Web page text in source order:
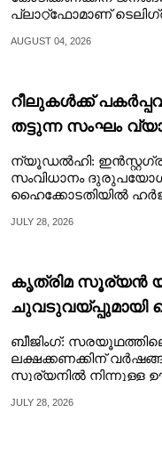
പ്ലാറ്റ്‌ഫോമാണ്
AUGUST 04, 2026
റീലുകൾക്ക്
തട്ടുന്ന സംഘം
ന്യൂഡൽഹി:
സംവിധാനം ദുരുപയോഗം
ഹൈക്കോടതിയിൽ
JULY 28, 2026
കൃത്രിമ സൂര്യൻ
ചുവടുവയ്പ്പുമായി
ബീജിംഗ്:
ലക്ഷക്കണക്കിന്
സൂര്യനിൽ നിന്നുള്ള
JULY 28, 2026